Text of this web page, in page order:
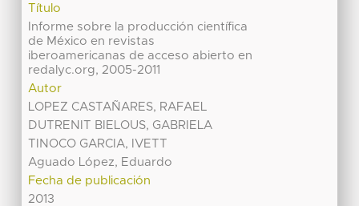
Título
Informe sobre la producción científica
de México en revistas
iberoamericanas de acceso abierto en
redalyc.org, 2005-2011
Autor
LOPEZ CASTAÑARES, RAFAEL
DUTRENIT BIELOUS, GABRIELA
TINOCO GARCIA, IVETT
Aguado López, Eduardo
Fecha de publicación
2013